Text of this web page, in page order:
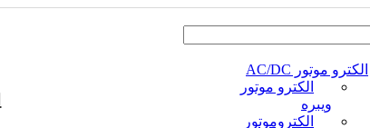
الکترو موتور AC/DC
الکترو موتور
ویبره
الکتروموتور